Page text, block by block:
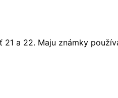
a 22. Maju známky